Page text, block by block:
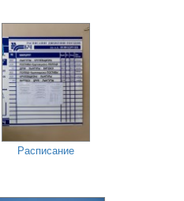
Расписание